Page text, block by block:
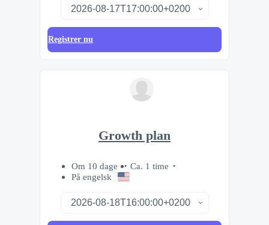
Registrer nu
Growth plan
Om 10 dage
Ca. 1 time
På engelsk